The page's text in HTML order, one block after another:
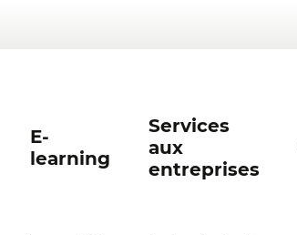
E-
learning
Services
aux
entreprises